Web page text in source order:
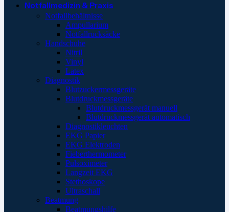
Notfallmedizin & Praxis
Notfallbehältnisse
Ampullarium
Notfallrucksäcke
Handschuhe
Nitril
Vinyl
Latex
Diagnostik
Blutzuckermessgeräte
Blutdruckmessgeräte
Blutdruckmessgerät manuell
Blutdruckmessgerät automatisch
Diagnostikleuchten
EKG Papier
EKG Elektroden
Fieberthermometer
Pulsoximeter
Langzeit EKG
Stethoskope
Ultraschall
Beatmung
Beatmungshilfe